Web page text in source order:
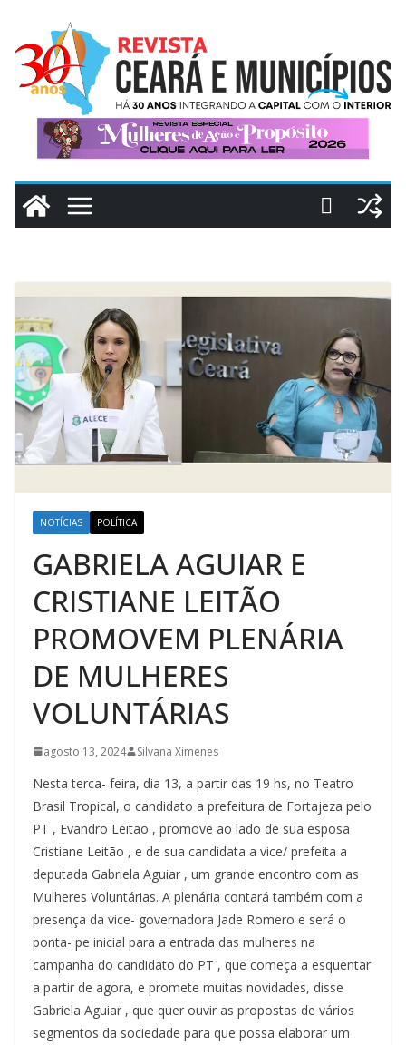
conteúdo
NOTÍCIAS POLÍTICA
GABRIELA AGUIAR E
CRISTIANE LEITÃO
PROMOVEM PLENÁRIA
DE MULHERES
VOLUNTÁRIAS
agosto 13, 2024 Silvana Ximenes
Nesta terca- feira, dia 13, a partir das 19 hs, no Teatro
Brasil Tropical, o candidato a prefeitura de Fortajeza pelo
PT , Evandro Leitão , promove ao lado de sua esposa
Cristiane Leitão , e de sua candidata a vice/ prefeita a
deputada Gabriela Aguiar , um grande encontro com as
Mulheres Voluntárias. A plenária contará também com a
presença da vice- governadora Jade Romero e será o
ponta- pe inicial para a entrada das mulheres na
campanha do candidato do PT , que começa a esquentar
a partir de agora, e promete muitas novidades, disse
Gabriela Aguiar , que quer ouvir as propostas de vários
segmentos da sociedade para que possa elaborar um